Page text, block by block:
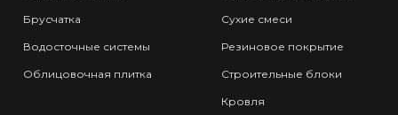
Брусчатка
Водосточные системы
Облицовочная плитка
Сухие смеси
Резиновое покрытие
Строительные блоки
Кровля